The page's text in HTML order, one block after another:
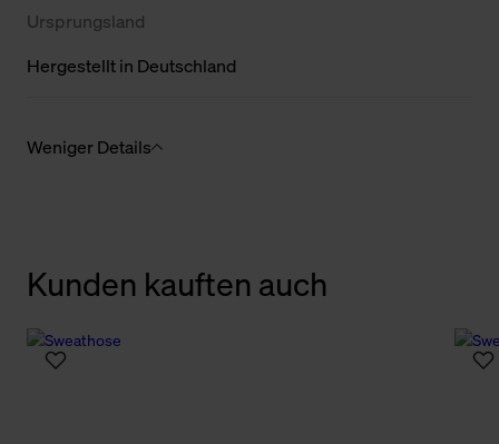
Ursprungsland
Hergestellt in Deutschland
Weniger Details
Kunden kauften auch